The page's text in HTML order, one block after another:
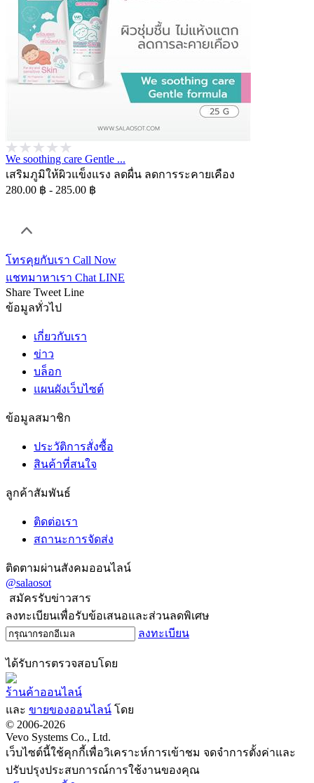
We soothing care Gentle ...
เสริมภูมิให้ผิวแข็งแรง ลดผื่น ลดการระคายเคือง
280.00 ฿ - 285.00 ฿
โทรคุยกับเรา Call Now
แชทมาหาเรา Chat LINE
Share Tweet Line
ข้อมูลทั่วไป
เกี่ยวกับเรา
ข่าว
บล็อก
แผนผังเว็บไซต์
ข้อมูลสมาชิก
ประวัติการสั่งซื้อ
สินค้าที่สนใจ
ลูกค้าสัมพันธ์
ติดต่อเรา
สถานะการจัดส่ง
ติดตามผ่านสังคมออนไลน์
@salaosot
สมัครรับข่าวสาร
ลงทะเบียนเพื่อรับข้อเสนอและส่วนลดพิเศษ
ลงทะเบียน
ได้รับการตรวจสอบโดย
ร้านค้าออนไลน์
และ ขายของออนไลน์ โดย
© 2006-2026
Vevo Systems Co., Ltd.
เว็บไซต์นี้ใช้คุกกี้เพื่อวิเคราะห์การเข้าชม จดจำการตั้งค่าและ
ปรับปรุงประสบการณ์การใช้งานของคุณ